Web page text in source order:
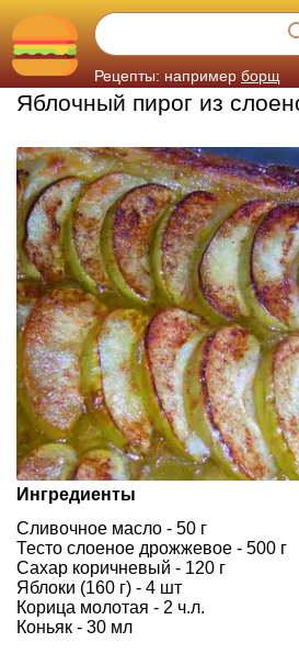
Рецепты: например борщ
Яблочный пирог из
Ингредиенты
Сливочное масло - 50 г
Тесто слоеное дрожжевое - 500 г
Сахар коричневый - 120 г
Яблоки (160 г) - 4 шт
Корица молотая - 2 ч.л.
Коньяк - 30 мл